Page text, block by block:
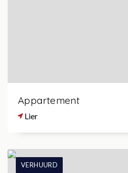
Appartement
Lier
VERHUURD